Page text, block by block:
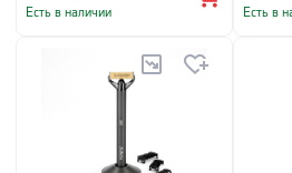
Есть в наличии Есть в